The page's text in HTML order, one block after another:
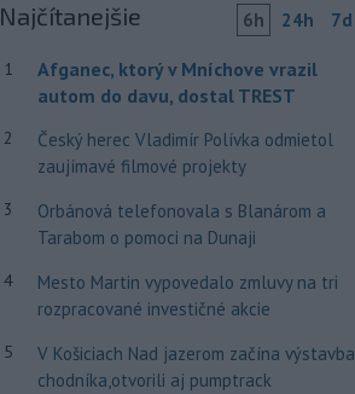
Najčítanejšie 6h 24h 7d
1
Afganec, ktorý v Mníchove vrazil
autom do davu, dostal TREST
2
Český herec Vladimír Polívka odmietol
zaujímavé filmové projekty
3
Orbánová telefonovala s Blanárom a
Tarabom o pomoci na Dunaji
4
Mesto Martin vypovedalo zmluvy na tri
rozpracované investičné akcie
5
V Košiciach Nad jazerom začína výstavba
chodníka,otvorili aj pumptrack